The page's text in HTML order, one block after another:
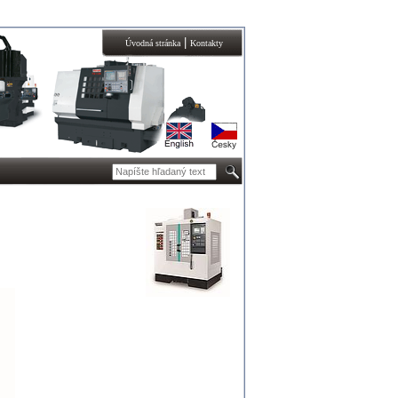
Úvodná stránka| Kontakty